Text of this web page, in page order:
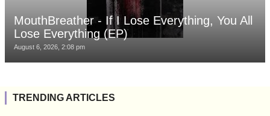
MouthBreather - If I Lose Everything, You All
Lose Everything (EP)
August 6, 2026, 2:08 pm
TRENDING ARTICLES